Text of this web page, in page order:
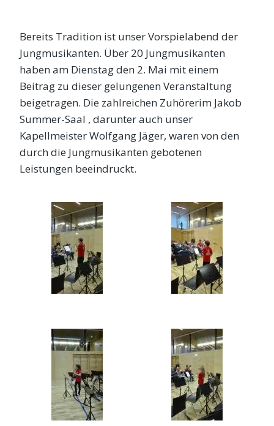
Bereits Tradition ist unser Vorspielabend der
Jungmusikanten. Über 20 Jungmusikanten
haben am Dienstag den 2. Mai mit einem
Beitrag zu dieser gelungenen Veranstaltung
beigetragen. Die zahlreichen Zuhörerim Jakob
Summer-Saal , darunter auch unser
Kapellmeister Wolfgang Jäger, waren von den
durch die Jungmusikanten gebotenen
Leistungen beeindruckt.